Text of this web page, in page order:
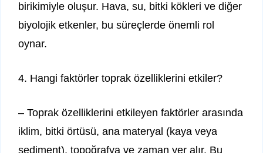
birikimiyle oluşur. Hava, su, bitki kökleri ve diğer
biyolojik etkenler, bu süreçlerde önemli rol
oynar.
4. Hangi faktörler toprak özelliklerini etkiler?
– Toprak özelliklerini etkileyen faktörler arasında
iklim, bitki örtüsü, ana materyal (kaya veya
sediment), topoğrafya ve zaman yer alır. Bu